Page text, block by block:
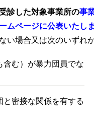
診した対象事業所の事
ムページに公表いたし
い場合又は次のいずれ
含む）が暴力団員でな
密接な関係を有する